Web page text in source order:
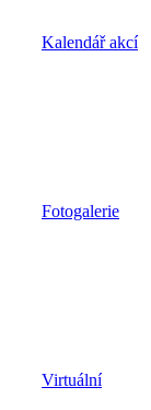
Kalendář akcí
Fotogalerie
Virtuální